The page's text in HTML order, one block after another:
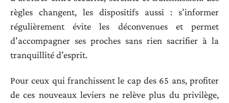
règles changent, les dispositifs aussi : s’informer
régulièrement évite les déconvenues et permet
d’accompagner ses proches sans rien sacrifier à la
tranquillité d’esprit.
Pour ceux qui franchissent le cap des 65 ans, profiter
de ces nouveaux leviers ne relève plus du privilège,